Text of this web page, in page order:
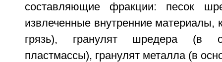
составляющие фракции: песок
извлеченные внутренние материалы,
грязь), гранулят шредера (в
пластмассы), гранулят металла (в